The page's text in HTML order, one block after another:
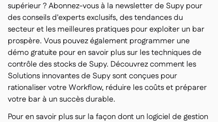
supérieur ? Abonnez-vous à la newsletter de Supy pour
des conseils d'experts exclusifs, des tendances du
secteur et les meilleures pratiques pour exploiter un bar
prospère. Vous pouvez également programmer une
démo gratuite pour en savoir plus sur les techniques de
contrôle des stocks de Supy. Découvrez comment les
Solutions innovantes de Supy sont conçues pour
rationaliser votre Workflow, réduire les coûts et préparer
votre bar à un succès durable.
Pour en savoir plus sur la façon dont un logiciel de gestion